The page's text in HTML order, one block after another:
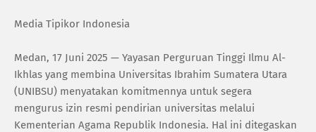
Media Tipikor Indonesia
Medan, 17 Juni 2025 — Yayasan Perguruan Tinggi Ilmu Al-
Ikhlas yang membina Universitas Ibrahim Sumatera Utara
(UNIBSU) menyatakan komitmennya untuk segera
mengurus izin resmi pendirian universitas melalui
Kementerian Agama Republik Indonesia. Hal ini ditegaskan